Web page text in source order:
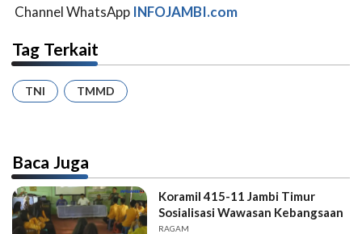
Channel WhatsApp INFOJAMBI.com
Tag Terkait
TNI TMMD
Baca Juga
Koramil 415-11 Jambi Timur
Sosialisasi Wawasan Kebangsaan
RAGAM